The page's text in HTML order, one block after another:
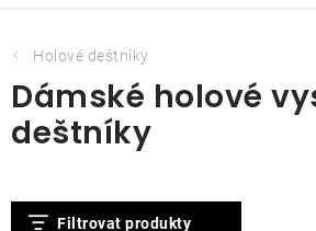
Stoly
Holové deštníky
Dámské holové
deštníky
Filtrovat produkty
V